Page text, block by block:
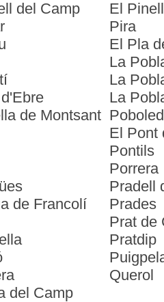
del Camp
de Montsant
de Francolí
del Camp
El
Pira
El Pla
La
La
La
El Pont
Pontils
Porrera
Pradell
Prades
Prat de
Pratdip
Querol